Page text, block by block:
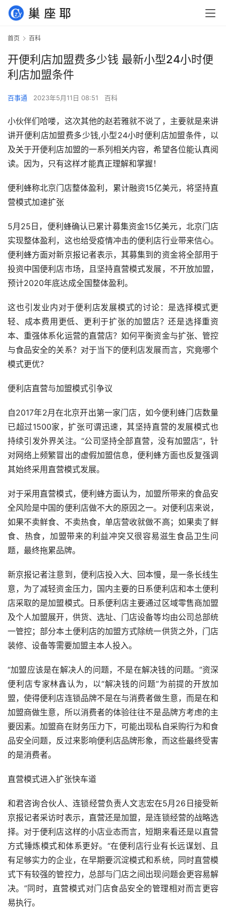
首页 百科
开便利店加盟费多少钱 最新小型24小时便
利店加盟条件
百事通 2023年5月11日 08:51 百科
小伙伴们哈喽，这次其他的赵若雅就不说了，主要就是来讲
讲开便利店加盟费多少钱,小型24小时便利店加盟条件，以
及关于开便利店加盟的一系列相关内容，希望各位能认真阅
读。因为，只有这样才能真正理解和掌握！
便利蜂称北京门店整体盈利，累计融资15亿美元，将坚持直
营模式加速扩张
5月25日，便利蜂确认已累计募集资金15亿美元，北京门店
实现整体盈利，这也给受疫情冲击的便利店行业带来信心。
便利蜂方面对新京报记者表示，其募集到的资金将全部用于
投资中国便利店市场，且坚持直营模式发展，不开放加盟，
预计2020年底达成全国整体盈利。
这也引发业内对于便利店发展模式的讨论：是选择模式更
轻、成本费用更低、更利于扩张的加盟店？还是选择重资
本、重强体系化运营的直营店？如何平衡资金与扩张、管控
与食品安全的关系？对于当下的便利店发展而言，究竟哪个
模式更优？
便利店直营与加盟模式引争议
自2017年2月在北京开出第一家门店，如今便利蜂门店数量
已超过1500家，扩张可谓迅速，其坚持直营的发展模式也
持续引发外界关注。“公司坚持全部直营，没有加盟店”，针
对网络上频繁冒出的虚假加盟信息，便利蜂方面也反复强调
其始终采用直营模式发展。
对于采用直营模式，便利蜂方面认为，加盟所带来的食品安
全风险是中国的便利店做不大的原因之一。对便利店来说，
如果不卖鲜食、不卖热食，单店营收就做不高；如果卖了鲜
食、热食，加盟带来的利益冲突又很容易滋生食品卫生问
题，最终拖累品牌。
新京报记者注意到，便利店投入大、回本慢，是一条长线生
意，为了减轻资金压力，国内主要的日系便利店和本土便利
店采取的是加盟模式。日系便利店主要通过区域零售商加盟
及个人加盟展开，供货、选址、门店设备等均由公司总部统
一管控；部分本土便利店的加盟方式除统一供货之外，门店
装修、设备等需要加盟主本人投入。
“加盟应该是在解决人的问题，不是在解决钱的问题。”资深
便利店专家林鑫认为，以“解决钱的问题”为前提的开放加
盟，使得便利店连锁品牌不是在与消费者做生意，而是在和
加盟商做生意，所以消费者的体验往往不是品牌方考虑的主
要因素。加盟商在财务压力下，可能出现私自采购行为和食
品安全问题，反过来影响便利店品牌形象，而这些最终受害
的是消费者。
直营模式进入扩张快车道
和君咨询合伙人、连锁经营负责人文志宏在5月26日接受新
京报记者采访时表示，直营还是加盟，是连锁经营的战略选
择。对于便利店这样的小店业态而言，短期来看还是以直营
方式锤炼模式和体系更好。“在便利店行业有长远谋划、且
有足够实力的企业，在早期要沉淀模式和系统，同时直营模
式下有较强的管控力，总部与门店之间出现问题会更容易解
决。”同时，直营模式对门店食品安全的管理相对而言更容
易执行。